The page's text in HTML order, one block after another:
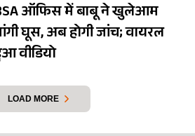
ऑफिस में बाबू ने खुलेआम
घूस, अब होगी जांच; वायरल
वीडियो
LOAD MORE